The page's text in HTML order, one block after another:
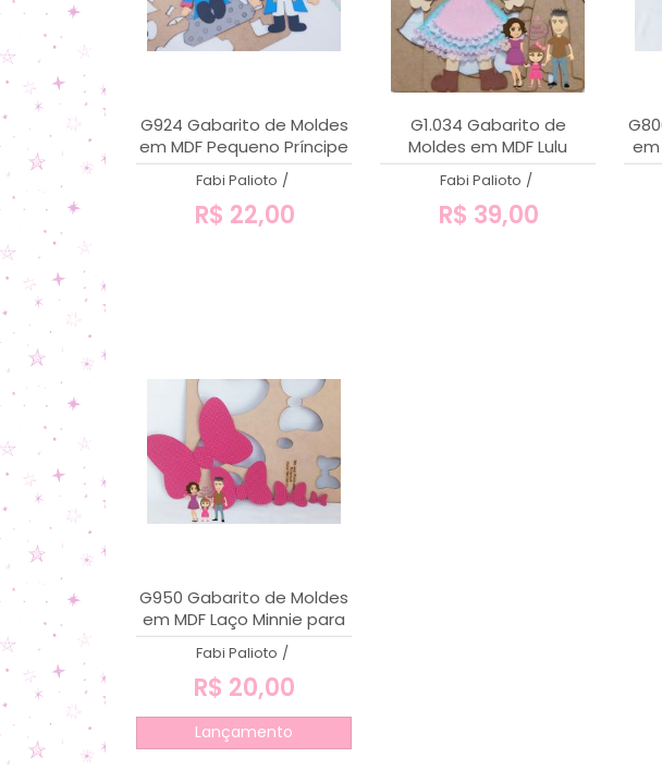
G924 Gabarito de Moldes
em MDF Pequeno Príncipe
19cm
Fabi Palioto /
R$ 22,00
G1.034 Gabarito de
Moldes em MDF Lulu
''Caipirinha'' - Coleção
Festerê da Lulu
Fabi Palioto /
R$ 39,00
em
G950 Gabarito de Moldes
em MDF Laço Minnie para
moldura 32
Fabi Palioto /
R$ 20,00
Lançamento